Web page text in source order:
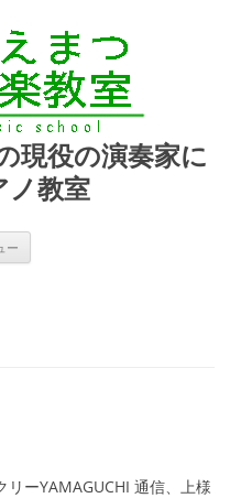
現役の演奏家に
ノ教室
ー
リーYAMAGUCHI 通信、上様